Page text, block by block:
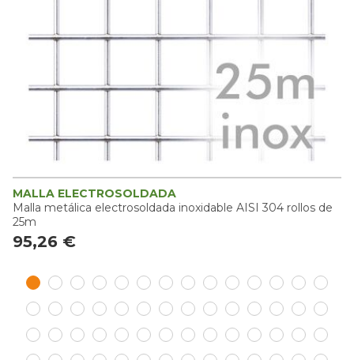
MALLA ELECTROSOLDADA
Malla metálica electrosoldada inoxidable AISI 304 rollos de
25m
95,26 €